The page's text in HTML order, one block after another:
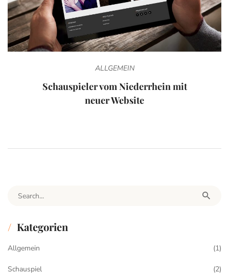
ALLGEMEIN
Schauspieler vom Niederrhein mit
neuer Website
Search for:
Kategorien
Allgemein (1)
Schauspiel (2)